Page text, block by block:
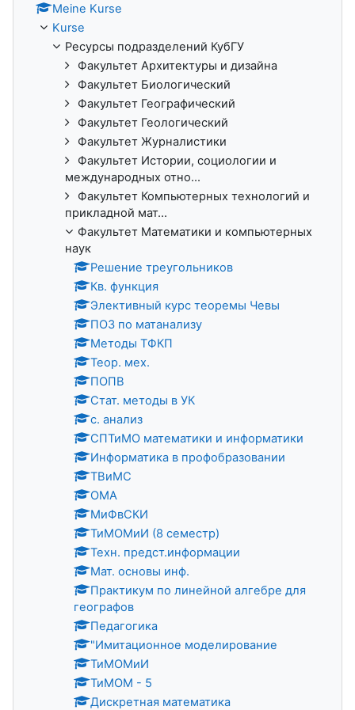
Meine Kurse
Kurse
Ресурсы подразделений КубГУ
Факультет Архитектуры и дизайна
Факультет Биологический
Факультет Географический
Факультет Геологический
Факультет Журналистики
Факультет Истории, социологии и
международных отно...
Факультет Компьютерных технологий и
прикладной мат...
Факультет Математики и компьютерных
наук
Решение треугольников
Кв. функция
Элективный курс теоремы Чевы
ПОЗ по матанализу
Методы ТФКП
Теор. мех.
ПОПВ
Стат. методы в УК
с. анализ
СПТиМО математики и информатики
Информатика в профобразовании
ТВиМС
ОМА
МиФвСКИ
ТиМОМиИ (8 семестр)
Техн. предст.информации
Мат. основы инф.
Практикум по линейной алгебре для
географов
Педагогика
"Имитационное моделирование
ТиМОМиИ
ТиМОМ - 5
Дискретная математика